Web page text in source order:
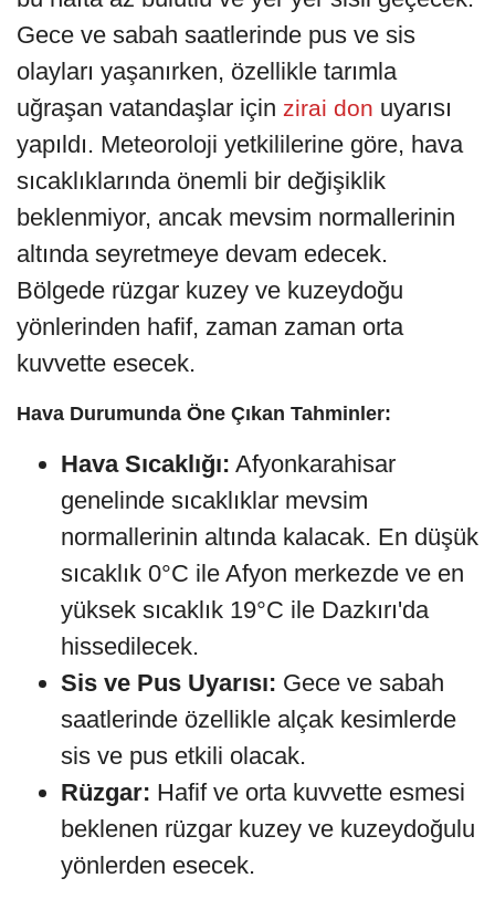
Gece ve sabah saatlerinde pus ve sis
olayları yaşanırken, özellikle tarımla
uğraşan vatandaşlar için zirai don uyarısı
yapıldı. Meteoroloji yetkililerine göre, hava
sıcaklıklarında önemli bir değişiklik
beklenmiyor, ancak mevsim normallerinin
altında seyretmeye devam edecek.
Bölgede rüzgar kuzey ve kuzeydoğu
yönlerinden hafif, zaman zaman orta
kuvvette esecek.
Hava Durumunda Öne Çıkan Tahminler:
Hava Sıcaklığı: Afyonkarahisar
genelinde sıcaklıklar mevsim
normallerinin altında kalacak. En düşük
sıcaklık 0°C ile Afyon merkezde ve en
yüksek sıcaklık 19°C ile Dazkırı'da
hissedilecek.
Sis ve Pus Uyarısı: Gece ve sabah
saatlerinde özellikle alçak kesimlerde
sis ve pus etkili olacak.
Rüzgar: Hafif ve orta kuvvette esmesi
beklenen rüzgar kuzey ve kuzeydoğulu
yönlerden esecek.